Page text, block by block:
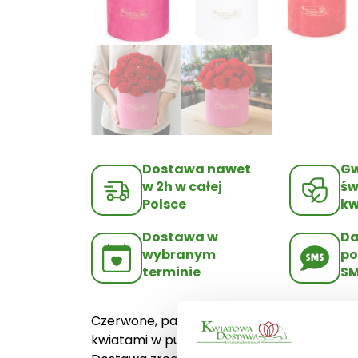
Dostawa nawet
w 2h w całej
Polsce
Dostawa w
wybranym
terminie
Czerwone, pachnące goździki w
kwiatami w pudełku jest bajecznie